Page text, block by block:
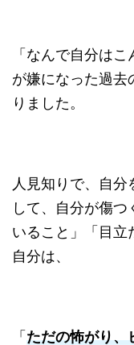
「なんで自分は
が嫌になった過去
りました。
人見知りで、自
して、自分が傷
いること」「目立
自分は、
「 ただの怖がり、